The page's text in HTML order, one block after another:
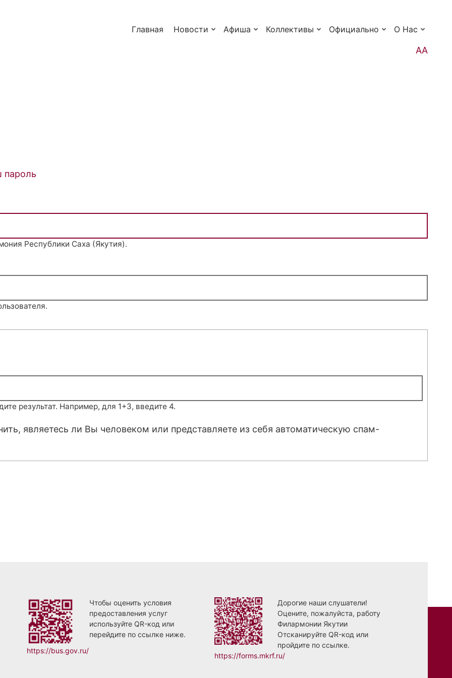
Главная Новости Афиша Коллективы Официально О Нас
АА
пароль
Республики Саха (Якутия).
результат. Например, для 1+3, введите 4.
являетесь ли Вы человеком или представляете из себя автоматическую спам-
Чтобы оценить условия
предоставления услуг
используйте QR-код или
перейдите по ссылке ниже.
https://bus.gov.ru/
Дорогие наши слушатели!
Оцените, пожалуйста, работу
Филармонии Якутии
Отсканируйте QR-код или
пройдите по ссылке.
https://forms.mkrf.ru/